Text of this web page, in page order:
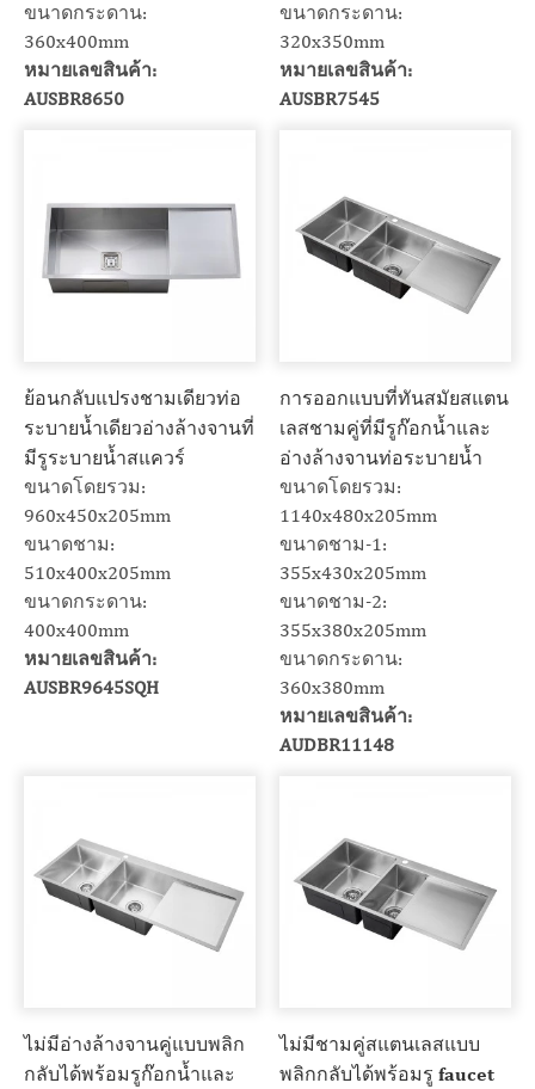
ขนาดกระดาน:
360x400mm
หมายเลขสินค้า:
AUSBR8650
ขนาดกระดาน:
320x350mm
หมายเลขสินค้า:
AUSBR7545
ย้อนกลับแปรงชามเดียวท่อ
ระบายน้ำเดียวอ่างล้างจานที่
มีรูระบายน้ำสแควร์
ขนาดโดยรวม:
960x450x205mm
ขนาดชาม:
510x400x205mm
ขนาดกระดาน:
400x400mm
หมายเลขสินค้า:
AUSBR9645SQH
การออกแบบที่ทันสมัยสแตน
เลสชามคู่ที่มีรูก๊อกน้ำและ
อ่างล้างจานท่อระบายน้ำ
ขนาดโดยรวม:
1140x480x205mm
ขนาดชาม-1:
355x430x205mm
ขนาดชาม-2:
355x380x205mm
ขนาดกระดาน:
360x380mm
หมายเลขสินค้า:
AUDBR11148
ไม่มีอ่างล้างจานคู่แบบพลิก
กลับได้พร้อมรูก๊อกน้ำและ
ไม่มีชามคู่สแตนเลสแบบ
พลิกกลับได้พร้อมรู faucet